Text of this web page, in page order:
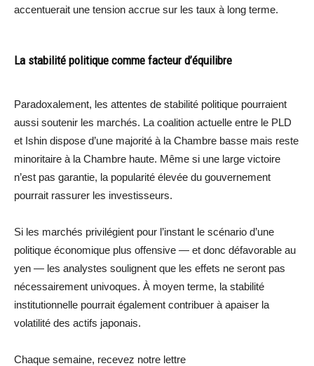
accentuerait une tension accrue sur les taux à long terme.
La stabilité politique comme facteur d’équilibre
Paradoxalement, les attentes de stabilité politique pourraient
aussi soutenir les marchés. La coalition actuelle entre le PLD
et Ishin dispose d’une majorité à la Chambre basse mais reste
minoritaire à la Chambre haute. Même si une large victoire
n’est pas garantie, la popularité élevée du gouvernement
pourrait rassurer les investisseurs.
Si les marchés privilégient pour l’instant le scénario d’une
politique économique plus offensive — et donc défavorable au
yen — les analystes soulignent que les effets ne seront pas
nécessairement univoques. À moyen terme, la stabilité
institutionnelle pourrait également contribuer à apaiser la
volatilité des actifs japonais.
Chaque semaine, recevez notre lettre